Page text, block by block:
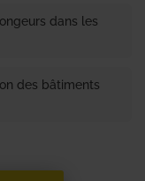
dans les
des bâtiments